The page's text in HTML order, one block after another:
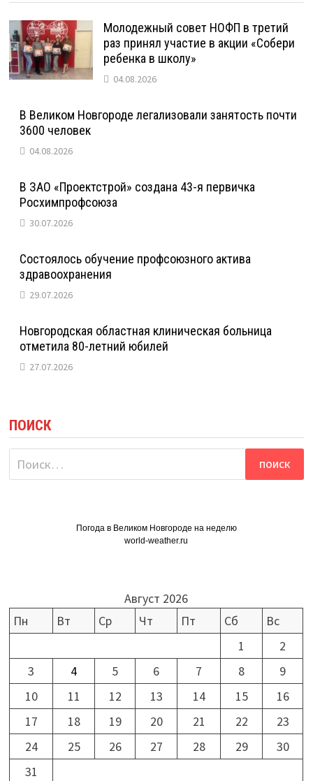
Молодежный совет НОФП в третий
раз принял участие в акции «Собери
ребенка в школу»
04.08.2026
В Великом Новгороде легализовали занятость почти
3600 человек
04.08.2026
В ЗАО «Проектстрой» создана 43-я первичка
Росхимпрофсоюза
30.07.2026
Состоялось обучение профсоюзного актива
здравоохранения
29.07.2026
Новгородская областная клиническая больница
отметила 80-летний юбилей
27.07.2026
ПОИСК
Найти:
Погода в Великом Новгороде на неделю
world-weather.ru
Август 2026
Пн
Вт Ср Чт Пт Сб
Вс
1
2
3
4 5 6 7 8
9
10
11 12 13 14 15
16
17
18 19 20 21 22
23
24
25 26 27 28 29
30
31